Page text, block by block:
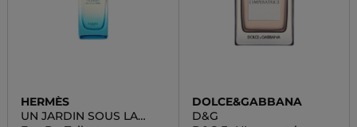
HERMÈS
UN JARDIN SOUS LA
DOLCE&GABBANA
D&G